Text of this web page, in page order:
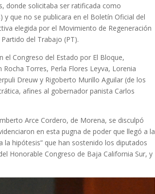
donde solicitaba ser ratificada como
y que no se publicara en el Boletín Oficial del
elegida por el Movimiento de Regeneración
del Trabajo (PT).
Congreso del Estado por El Bloque,
Torres, Perla Flores Leyva, Lorenia
Dreuw y Rigoberto Murillo Aguilar (de los
afines al gobernador panista Carlos
Arce Cordero, de Morena, se disculpó
en esta pugna de poder que llegó a la
la hipótesis” que han sostenido los diputados
Honorable Congreso de Baja California Sur, y